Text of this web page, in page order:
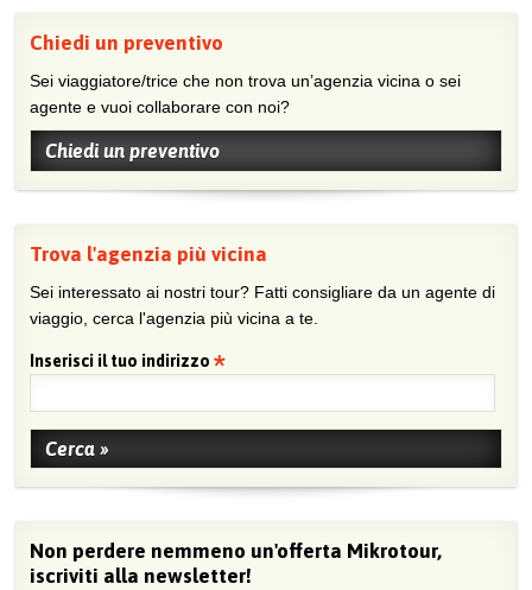
Chiedi un preventivo
Sei viaggiatore/trice che non trova un’agenzia vicina o sei
agente e vuoi collaborare con noi?
Chiedi un preventivo
Trova l'agenzia più vicina
Sei interessato ai nostri tour? Fatti consigliare da un agente di
viaggio, cerca l'agenzia più vicina a te.
Inserisci il tuo indirizzo
Non perdere nemmeno un'offerta Mikrotour,
iscriviti alla newsletter!